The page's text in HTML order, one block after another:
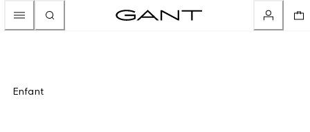
Enfant